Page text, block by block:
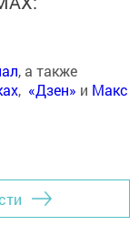
, а также
, «Дзен» и Макс